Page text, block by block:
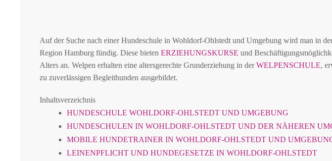
Auf der Suche nach einer Hundeschule in Wohldorf-Ohlstedt und Umgebung wird man in
Region Hamburg fündig. Diese bieten ERZIEHUNGSKURSE und
Alters an. Welpen erhalten eine altersgerechte Grunderziehung in derWELPENSCHULE,
zu zuverlässigen Begleithunden ausgebildet.
Inhaltsverzeichnis
HUNDESCHULE WOHLDORF-OHLSTEDT UND UMGEBUNG
HUNDESCHULEN IN WOHLDORF-OHLSTEDT UND DER NÄHEREN
MOBILE HUNDETRAINER IN WOHLDORF-OHLSTEDT UND
LEINENPFLICHT UND HUNDEGESETZE IN WOHLDORF-OHLSTEDT